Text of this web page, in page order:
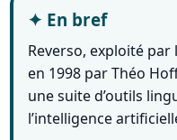
✦ En bref
Reverso, exploité
en 1998 par Théo
une suite d’outils
l’intelligence